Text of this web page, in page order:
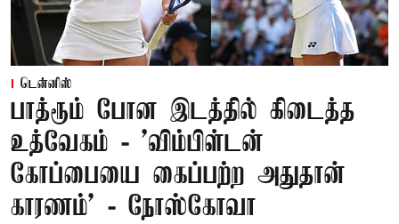
டென்னிஸ்
பாத்ரூம் போன இடத்தில் கிடைத்த
உத்வேகம் - ’விம்பிள்டன்
கோப்பையை கைப்பற்ற அதுதான்
காரணம்’ - நோஸ்கோவா